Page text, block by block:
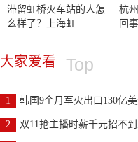
滞留虹桥火车站的人怎
么样了？上海虹
杭
回
大家爱看 Top
1 韩国9个月军火出口130亿美元
2 双11抢主播时薪千元招不到人